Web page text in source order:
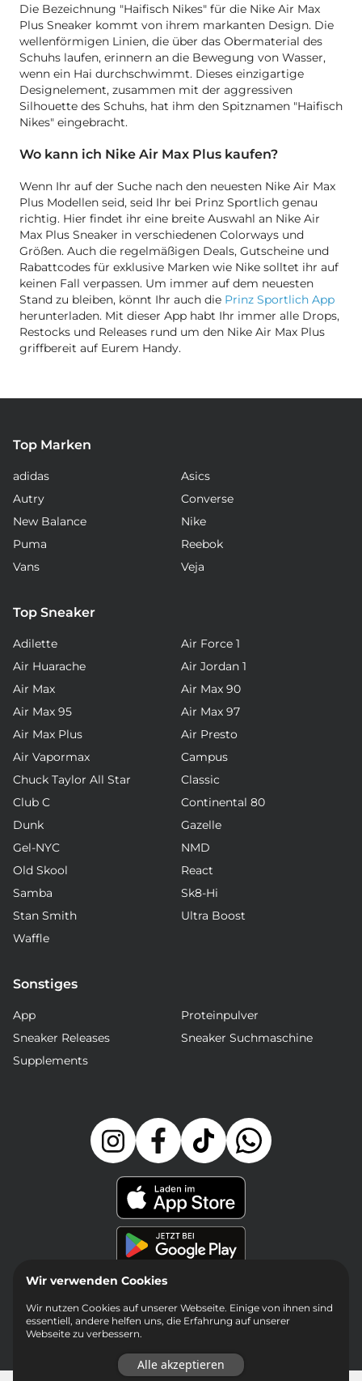
Die Bezeichnung "Haifisch Nikes" für die Nike Air Max
Plus Sneaker kommt von ihrem markanten Design. Die
wellenförmigen Linien, die über das Obermaterial des
Schuhs laufen, erinnern an die Bewegung von Wasser,
wenn ein Hai durchschwimmt. Dieses einzigartige
Designelement, zusammen mit der aggressiven
Silhouette des Schuhs, hat ihm den Spitznamen "Haifisch
Nikes" eingebracht.
Wo kann ich Nike Air Max Plus kaufen?
Wenn Ihr auf der Suche nach den neuesten Nike Air Max
Plus Modellen seid, seid Ihr bei Prinz Sportlich genau
richtig. Hier findet ihr eine breite Auswahl an Nike Air
Max Plus Sneaker in verschiedenen Colorways und
Größen. Auch die regelmäßigen Deals, Gutscheine und
Rabattcodes für exklusive Marken wie Nike solltet ihr auf
keinen Fall verpassen. Um immer auf dem neuesten
Stand zu bleiben, könnt Ihr auch die Prinz Sportlich App
herunterladen. Mit dieser App habt Ihr immer alle Drops,
Restocks und Releases rund um den Nike Air Max Plus
griffbereit auf Eurem Handy.
Top Marken
adidas
Asics
Autry
Converse
New Balance
Nike
Puma
Reebok
Vans
Veja
Top Sneaker
Adilette
Air Force 1
Air Huarache
Air Jordan 1
Air Max
Air Max 90
Air Max 95
Air Max 97
Air Max Plus
Air Presto
Air Vapormax
Campus
Chuck Taylor All Star
Classic
Club C
Continental 80
Dunk
Gazelle
Gel-NYC
NMD
Old Skool
React
Samba
Sk8-Hi
Stan Smith
Ultra Boost
Waffle
Sonstiges
App
Proteinpulver
Sneaker Releases
Sneaker Suchmaschine
Supplements
Wir verwenden Cookies
Wir nutzen Cookies auf unserer Webseite. Einige von ihnen sind
essentiell, andere helfen uns, die Erfahrung auf unserer
Webseite zu verbessern.
Alle akzeptieren